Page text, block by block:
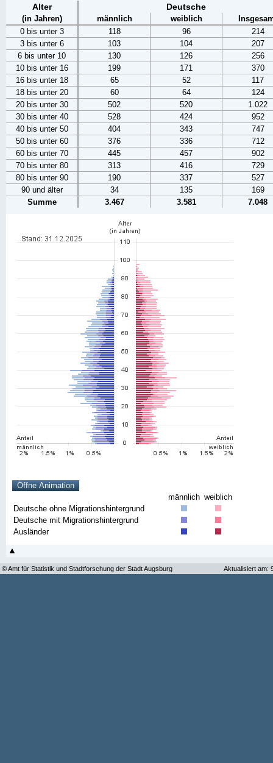
Alter Deutsche
(in Jahren) männlich weiblich
0 bis unter 3
118 96
214
3 bis unter 6
103 104
207
6 bis unter 10
130 126
256
10 bis unter 16
199 171
370
16 bis unter 18
65 52
117
18 bis unter 20
60 64
124
20 bis unter 30
502 520
1.022
30 bis unter 40
528 424
952
40 bis unter 50
404 343
747
50 bis unter 60
376 336
712
60 bis unter 70
445 457
902
70 bis unter 80
313 416
729
80 bis unter 90
190 337
527
90 und älter
34 135
169
Summe
3.467 3.581 7.048
männlich weiblich
Deutsche ohne Migrationshintergrund
Deutsche mit Migrationshintergrund
Ausländer
© Amt für Statistik und Stadtforschung der Stadt Augsburg Aktualisiert am: